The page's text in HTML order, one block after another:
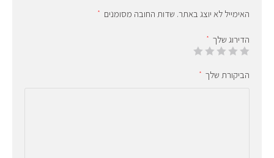
האימייל לא יוצג באתר. שדות החובה מסומנים *
הדירוג שלך *
הביקורת שלך *